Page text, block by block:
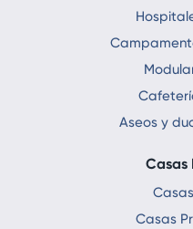
Aseos y
Casas
Casas